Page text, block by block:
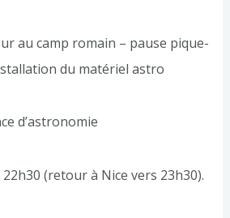
au camp romain – pause pique-
du matériel astro
d’astronomie
(retour à Nice vers 23h30).